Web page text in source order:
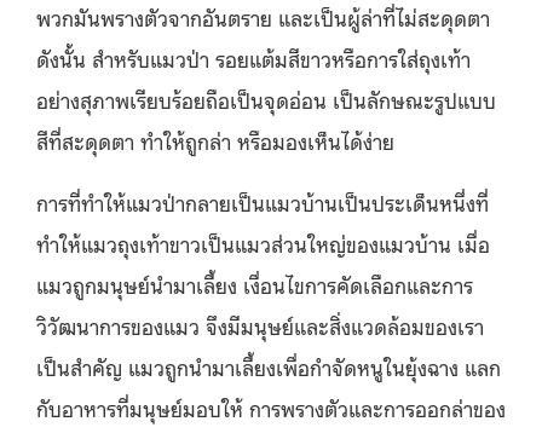
พวกมันพรางตัวจากอันตราย และเป็นผู้ล่าที่ไม่สะดุดตา
ดังนั้น สำหรับแมวป่า รอยแต้มสีขาวหรือการใส่ถุงเท้า
อย่างสุภาพเรียบร้อยถือเป็นจุดอ่อน เป็นลักษณะรูปแบบ
สีที่สะดุดตา ทำให้ถูกล่า หรือมองเห็นได้ง่าย
การที่ทำให้แมวป่ากลายเป็นแมวบ้านเป็นประเด็นหนึ่งที่
ทำให้แมวถุงเท้าขาวเป็นแมวส่วนใหญ่ของแมวบ้าน เมื่อ
แมวถูกมนุษย์นำมาเลี้ยง เงื่อนไขการคัดเลือกและการ
วิวัฒนาการของแมว จึงมีมนุษย์และสิ่งแวดล้อมของเรา
เป็นสำคัญ แมวถูกนำมาเลี้ยงเพื่อกำจัดหนูในยุ้งฉาง แลก
กับอาหารที่มนุษย์มอบให้ การพรางตัวและการออกล่าของ